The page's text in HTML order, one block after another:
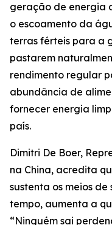
geração de energia
o escoamento da
terras férteis para a
pastarem
rendimento regular
abundância de
fornecer energia
país.
Dimitri De Boer,
na China, acredita
sustenta os meios de
tempo, aumenta a
“Ninguém sai